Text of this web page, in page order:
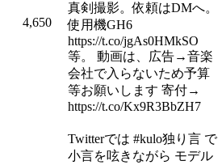
4,650
真剣撮影。依頼はDMへ。
使用機GH6
https://t.co/jgAs0HMkSO
等。 動画は、広告→音楽
会社で入らないため予算
等お願いします 寄付→
https://t.co/Kx9R3BbZH7
Twitterでは #kulo独り言 で
小言を呟きながら モデル